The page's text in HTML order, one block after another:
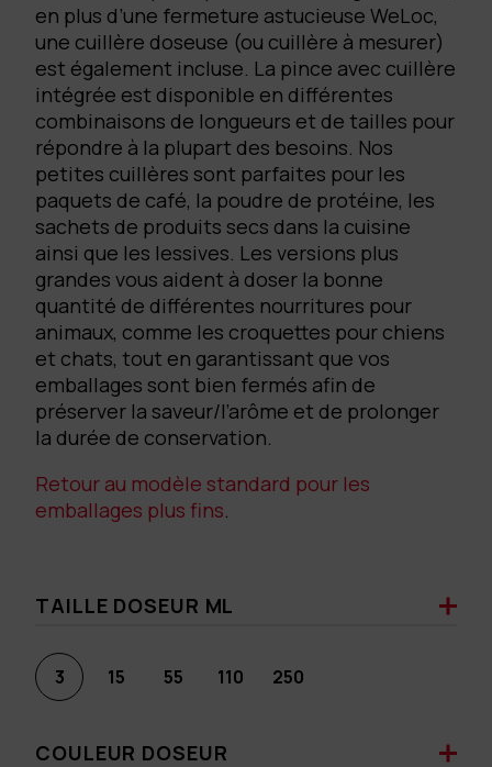
en plus d’une fermeture astucieuse WeLoc,
une cuillère doseuse (ou cuillère à mesurer)
est également incluse. La pince avec cuillère
intégrée est disponible en différentes
combinaisons de longueurs et de tailles pour
répondre à la plupart des besoins. Nos
petites cuillères sont parfaites pour les
paquets de café, la poudre de protéine, les
sachets de produits secs dans la cuisine
ainsi que les lessives. Les versions plus
grandes vous aident à doser la bonne
quantité de différentes nourritures pour
animaux, comme les croquettes pour chiens
et chats, tout en garantissant que vos
emballages sont bien fermés afin de
préserver la saveur/l’arôme et de prolonger
la durée de conservation.
Retour au modèle standard pour les
emballages plus fins.
TAILLE DOSEUR ML
3 15 55 110 250
COULEUR DOSEUR